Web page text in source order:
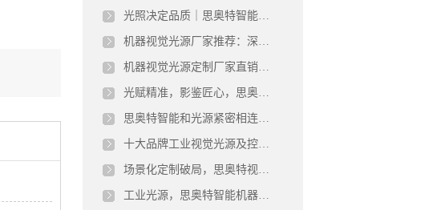
光照决定品质｜思奥特智能科技机器视觉光源，赋能智能制造精准升级
机器视觉光源厂家推荐：深圳思奥特智能科技
机器视觉光源定制厂家直销有哪些 机器视觉光源厂商
光赋精准，影鉴匠心，思奥特方形视觉光源，解锁工业检测新高度
思奥特智能和光源紧密相连，赋能自动化设备机器视觉光源
十大品牌工业视觉光源及控制器公司实力解析
场景化定制破局，思奥特视觉光源赋能多产业精密升级
工业光源，思奥特智能机器视觉光源，机器视觉